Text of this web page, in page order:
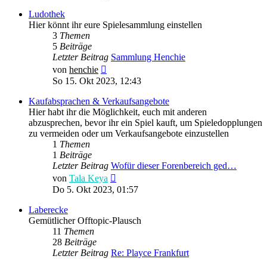
Ludothek
Hier könnt ihr eure Spielesammlung einstellen
3 Themen
5 Beiträge
Letzter Beitrag Sammlung Henchie
von henchie
Beitrag
So 15. Okt 2023, 12:43
Kaufabsprachen & Verkaufsangebote
Hier habt ihr die Möglichkeit, euch mit anderen
abzusprechen, bevor ihr ein Spiel kauft, um Spieledopplungen
zu vermeiden oder um Verkaufsangebote einzustellen
1 Themen
1 Beiträge
Letzter Beitrag Wofür dieser Forenbereich ged…
von Tala Keya
Beitrag
Do 5. Okt 2023, 01:57
Laberecke
Gemütlicher Offtopic-Plausch
11 Themen
28 Beiträge
Letzter Beitrag Re: Playce Frankfurt